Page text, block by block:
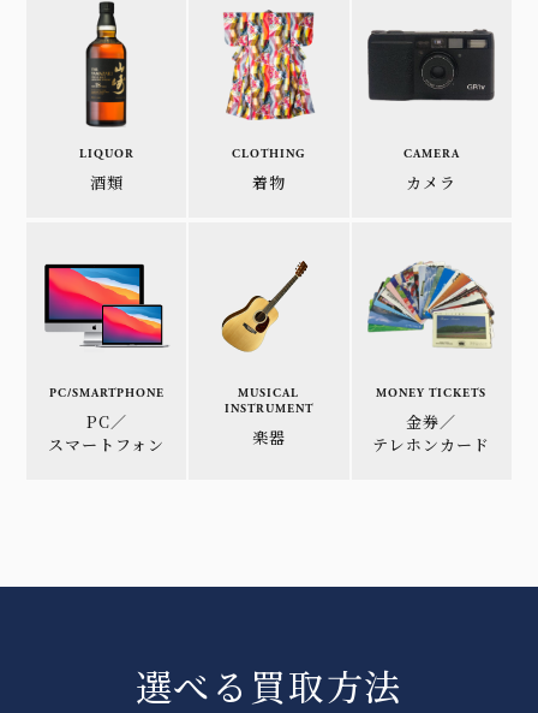
LIQUOR
酒類
CLOTHING
着物
CAMERA
カメラ
PC/SMARTPHONE
PC／
スマートフォン
MUSICAL
INSTRUMENT
楽器
MONEY TICKETS
金券／
テレホンカード
選べる買取方法